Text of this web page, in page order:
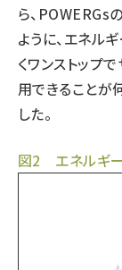
aitras
タンデム
ら、POWERGs
ように、エネル
くワンストップ
用できることが
した。
図2 エネルギー